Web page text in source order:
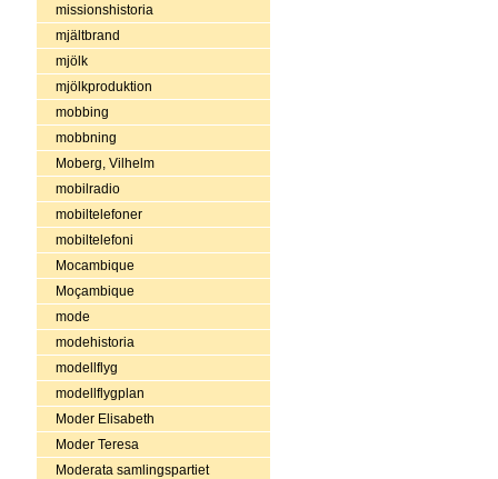
missionshistoria
mjältbrand
mjölk
mjölkproduktion
mobbing
mobbning
Moberg, Vilhelm
mobilradio
mobiltelefoner
mobiltelefoni
Mocambique
Moçambique
mode
modehistoria
modellflyg
modellflygplan
Moder Elisabeth
Moder Teresa
Moderata samlingspartiet